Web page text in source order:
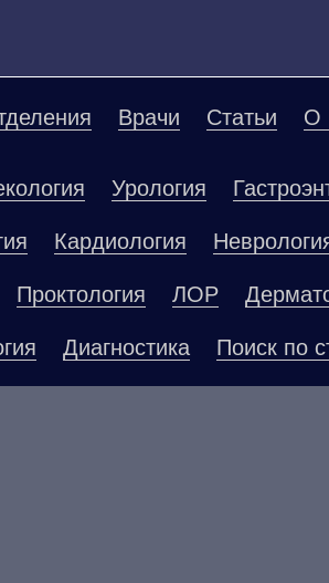
Врачи Статьи О
Урология
Кардиология
Проктология ЛОР
Диагностика Поиск по